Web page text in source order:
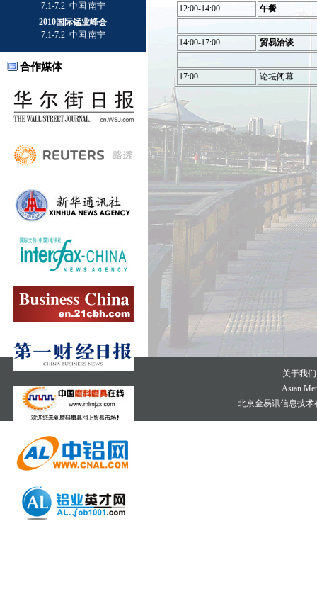
7.1-7.2 中国 南宁
2010国际锰业峰会
7.1-7.2 中国 南宁
合作媒体
12:00-14:00 午餐
14:00-17:00 贸易洽谈
17:00 论坛闭幕
关于我们
Asian
北京金易讯信息技术